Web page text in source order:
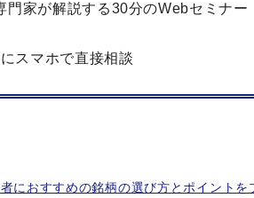
門家が解説する30分のWebセミナー
にスマホで直接相談
におすすめの銘柄の選び方とポイントを